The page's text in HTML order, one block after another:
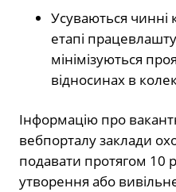
Усуваються чинні
етапі
мінімізуються
відносинах в
Інформацію про
вебпорталу заклади
подавати протягом 10
утворення або